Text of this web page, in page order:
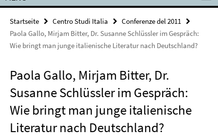
Startseite Centro Studi Italia
Conferenze del 2011
Paola Gallo, Mirjam Bitter, Dr. Susanne Schlüssler im Gespräch:
Wie bringt man junge italienische Literatur nach Deutschland?
Paola Gallo, Mirjam Bitter, Dr.
Susanne Schlüssler im Gespräch:
Wie bringt man junge italienische
Literatur nach Deutschland?